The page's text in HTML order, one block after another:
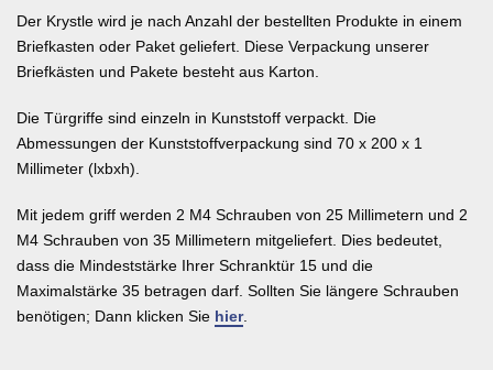
Der Krystle wird je nach Anzahl der bestellten Produkte in einem
Briefkasten oder Paket geliefert. Diese Verpackung unserer
Briefkästen und Pakete besteht aus Karton.
Die Türgriffe sind einzeln in Kunststoff verpackt. Die
Abmessungen der Kunststoffverpackung sind 70 x 200 x 1
Millimeter (lxbxh).
Mit jedem griff werden 2 M4 Schrauben von 25 Millimetern und 2
M4 Schrauben von 35 Millimetern mitgeliefert. Dies bedeutet,
dass die Mindeststärke Ihrer Schranktür 15 und die
Maximalstärke 35 betragen darf. Sollten Sie längere Schrauben
benötigen; Dann klicken Sie hier.